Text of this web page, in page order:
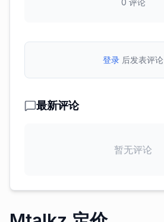
0 评论
登录 后发表评论
最新评论
暂无评论